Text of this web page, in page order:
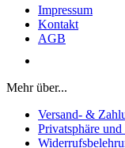
Impressum
Kontakt
AGB
Mehr über...
Versand- &
Privatsphäre